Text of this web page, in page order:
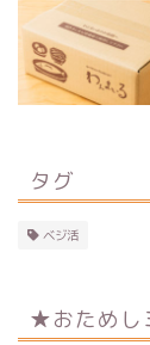
タグ
ベジ活
★おためし